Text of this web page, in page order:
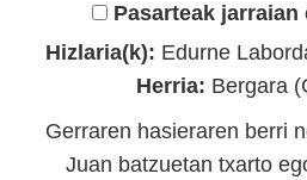
Pasarteak
Hizlaria(k): Edurne
Herria: Bergara
Gerraren hasieraren berri
Juan batzuetan txarto